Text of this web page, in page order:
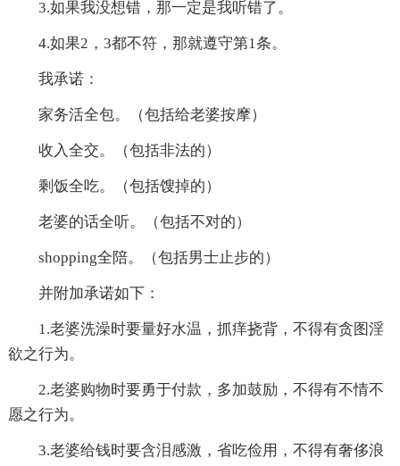
3.如果我没想错，那一定是我听错了。
4.如果2，3都不符，那就遵守第1条。
我承诺：
家务活全包。（包括给老婆按摩）
收入全交。（包括非法的）
剩饭全吃。（包括馊掉的）
老婆的话全听。（包括不对的）
shopping全陪。（包括男士止步的）
并附加承诺如下：
1.老婆洗澡时要量好水温，抓痒挠背，不得有贪图淫
欲之行为。
2.老婆购物时要勇于付款，多加鼓励，不得有不情不
愿之行为。
3.老婆给钱时要含泪感激，省吃俭用，不得有奢侈浪